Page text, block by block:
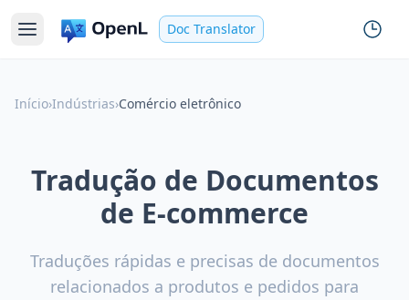
Doc Translator
Início›Indústrias›Comércio eletrônico
Tradução de Documentos
de E-commerce
Traduções rápidas e precisas de documentos
relacionados a produtos e pedidos para